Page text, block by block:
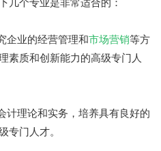
企业的经营管理和市场营销等方
素质和创新能力的高级专门人
计理论和实务，培养具有良好的
专门人才。